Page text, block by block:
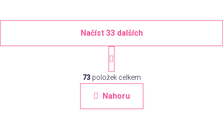
O
v
l
á
d
Načíst 33 dalších
S
t
r
á
n
k
o
73 položek celkem
Nahoru